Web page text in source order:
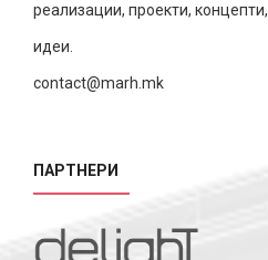
реализации, проекти, концепти,
идеи.
contact@marh.mk
ПАРТНЕРИ